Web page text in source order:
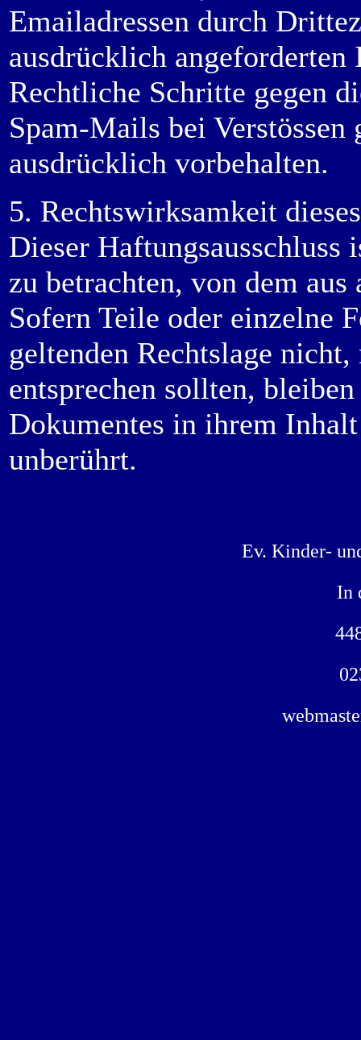
Emailadressen durch
ausdrücklich
Rechtliche Schritte gegen
Spam-Mails bei Verstössen
ausdrücklich vorbehalten.
5. Rechtswirksamkeit
Dieser Haftungsausschluss
zu betrachten, von dem
Sofern Teile oder einzelne
geltenden Rechtslage
entsprechen sollten,
Dokumentes in ihrem
unberührt.
Ev. Kinder-
In